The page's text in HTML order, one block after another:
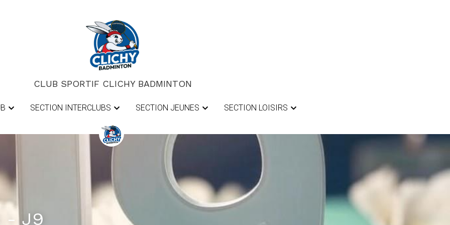
CLUB SPORTIF CLICHY BADMINTON
SECTION INTERCLUBS SECTION JEUNES SECTION LOISIRS
CLUB SPORTIF CLICHY BADMINTON
SECTION INTERCLUBS SECTION JEUNES SECTION LOISIRS
- J9